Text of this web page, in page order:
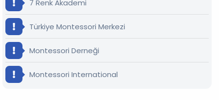
7 Renk Akademi
Türkiye Montessori Merkezi
Montessori Derneği
Montessori International